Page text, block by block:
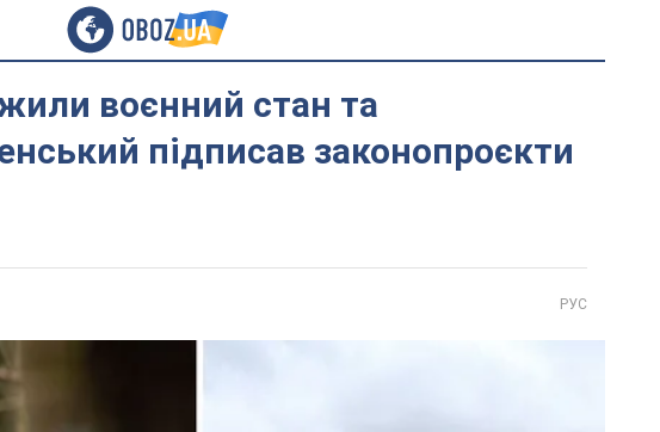
воєнний стан та
підписав законопроєкти
РУС